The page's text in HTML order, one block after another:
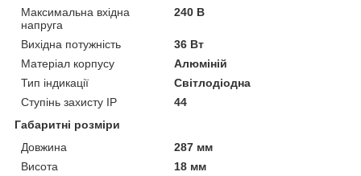
Максимальна вхідна
напруга
240 В
Вихідна потужність
36 Вт
Матеріал корпусу
Алюміній
Тип індикації
Світлодіодна
Ступінь захисту IP
44
Габаритні розміри
Довжина
287 мм
Висота
18 мм